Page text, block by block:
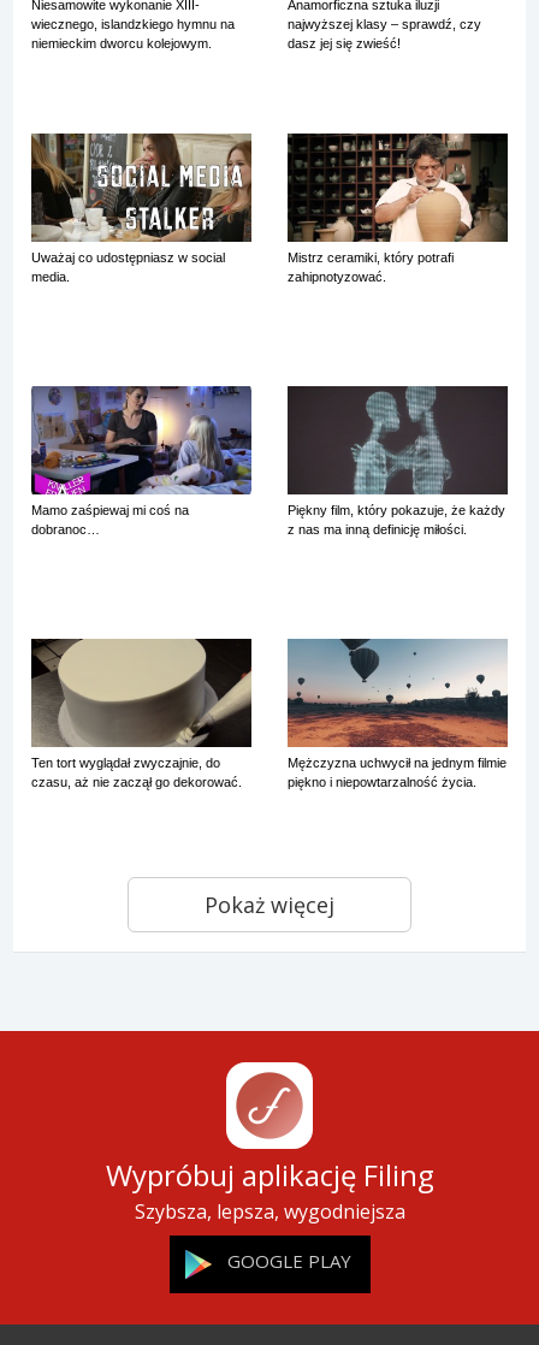
Niesamowite wykonanie XIII-
wiecznego, islandzkiego hymnu na
niemieckim dworcu kolejowym.
Anamorficzna sztuka iluzji
najwyższej klasy – sprawdź, czy
dasz jej się zwieść!
Uważaj co udostępniasz w social
media.
Mistrz ceramiki, który potrafi
zahipnotyzować.
Mamo zaśpiewaj mi coś na
dobranoc…
Piękny film, który pokazuje, że każdy
z nas ma inną definicję miłości.
Ten tort wyglądał zwyczajnie, do
czasu, aż nie zaczął go dekorować.
Mężczyzna uchwycił na jednym filmie
piękno i niepowtarzalność życia.
Pokaż więcej
Wypróbuj aplikację Filing
Szybsza, lepsza, wygodniejsza
GOOGLE PLAY